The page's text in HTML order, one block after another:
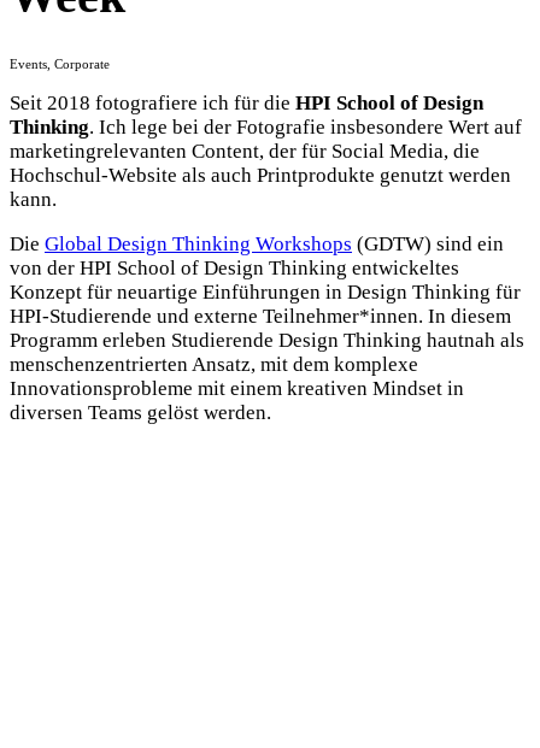
Events, Corporate
Seit 2018 fotografiere ich für die HPI School of Design
Thinking. Ich lege bei der Fotografie insbesondere Wert auf
marketingrelevanten Content, der für Social Media, die
Hochschul-Website als auch Printprodukte genutzt werden
kann.
Die Global Design Thinking Workshops (GDTW) sind ein
von der HPI School of Design Thinking entwickeltes
Konzept für neuartige Einführungen in Design Thinking für
HPI-Studierende und externe Teilnehmer*innen. In diesem
Programm erleben Studierende Design Thinking hautnah als
menschenzentrierten Ansatz, mit dem komplexe
Innovationsprobleme mit einem kreativen Mindset in
diversen Teams gelöst werden.